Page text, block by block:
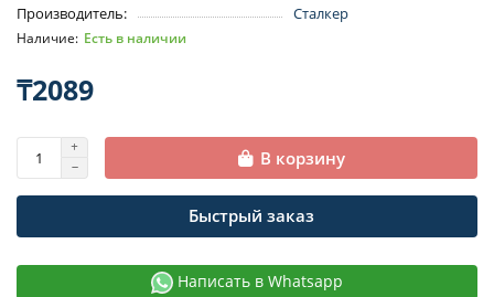
Производитель:
Сталкер
Есть в наличии
₸2089
В корзину
Быстрый заказ
Написать в Whatsapp